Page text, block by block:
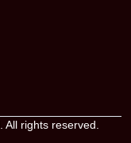
. All rights reserved.